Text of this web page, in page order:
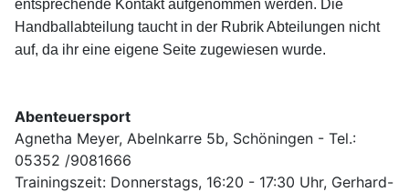
entsprechende Kontakt aufgenommen werden. Die
Handballabteilung taucht in der Rubrik Abteilungen nicht
auf, da ihr eine eigene Seite zugewiesen wurde.
Abenteuersport
Agnetha Meyer, Abelnkarre 5b, Schöningen - Tel.:
05352 /9081666
Trainingszeit: Donnerstags, 16:20 - 17:30 Uhr, Gerhard-